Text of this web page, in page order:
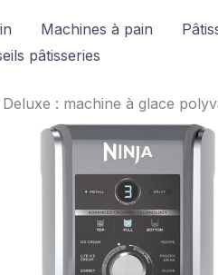
Machines à pain
pâtisseries
: machine à glace